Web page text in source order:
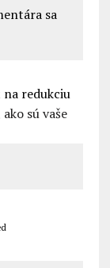
sa
redukciu
sú vaše